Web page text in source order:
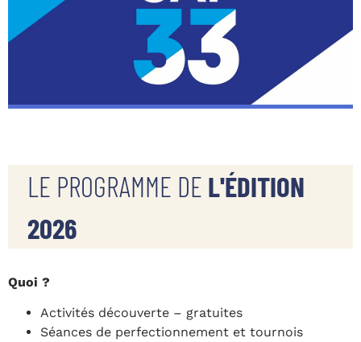
LE PROGRAMME DE L'ÉDITION
2026
Quoi ?
Activités découverte – gratuites
Séances de perfectionnement et tournois